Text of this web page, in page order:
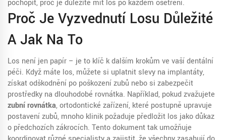
pochopit, proč je důležité mít los po každém ošetření.
Proč Je Vyzvednutí Losu Důležité
A Jak Na To
Los není jen papír – je to klíč k dalším krokům ve vaší dentální
péči. Když máte los, můžete si uplatnit slevy na implantáty,
získat odškodnění po poškození zubů nebo si zabezpečit
prostředky na dlouhodobé rovnátka. Například, pokud zvažujete
zubní rovnátka,ortodontické zařízení, které postupně upravuje
postavení zubů, mnoho klinik požaduje předložit los jako důkaz
o předchozích zákrocích. Tento dokument tak umožňuje